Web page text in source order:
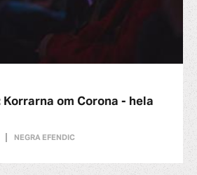
om Corona - hela
NEGRA EFENDIC